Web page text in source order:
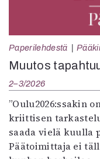
Paperilehdestä
Muutos
2–3/2026
”Oulu2026:ssakin
kriittisen
saada vielä kuulla
Päätoimittaja ei